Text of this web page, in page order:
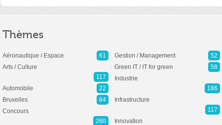
Thèmes
Aéronautique / Espace
61
Arts / Culture
117
Automobile
22
Bruxelles
84
Concours
260
Gestion / Management
52
Green IT / IT for green
58
Industrie
186
Infrastructure
117
Innovation